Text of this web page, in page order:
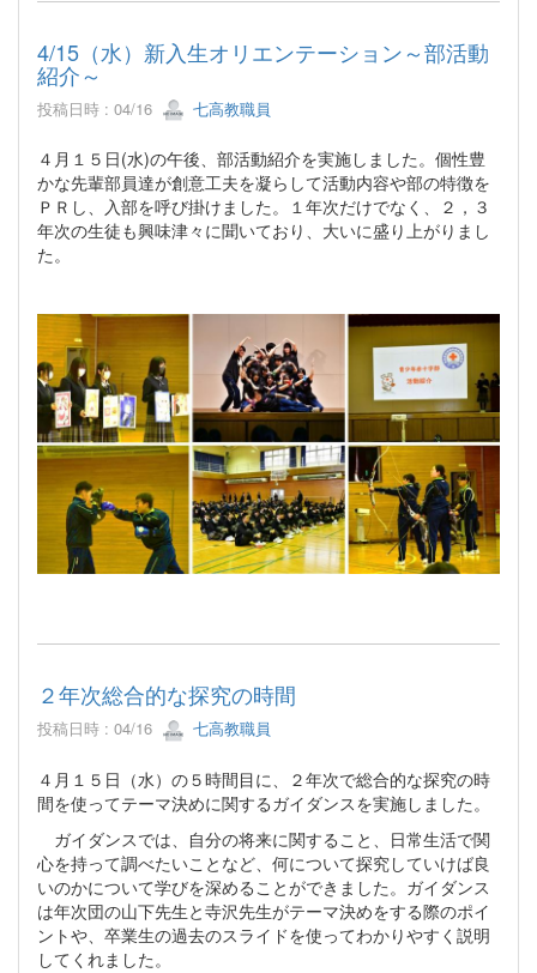
4/15（水）新入生オリエンテーション～部活動
紹介～
投稿日時 : 04/16 七高教職員
４月１５日(水)の午後、部活動紹介を実施しました。個性豊
かな先輩部員達が創意工夫を凝らして活動内容や部の特徴を
ＰＲし、入部を呼び掛けました。１年次だけでなく、２，３
年次の生徒も興味津々に聞いており、大いに盛り上がりまし
た。
２年次総合的な探究の時間
投稿日時 : 04/16 七高教職員
４月１５日（水）の５時間目に、２年次で総合的な探究の時
間を使ってテーマ決めに関するガイダンスを実施しました。
ガイダンスでは、自分の将来に関すること、日常生活で関
心を持って調べたいことなど、何について探究していけば良
いのかについて学びを深めることができました。ガイダンス
は年次団の山下先生と寺沢先生がテーマ決めをする際のポイ
ントや、卒業生の過去のスライドを使ってわかりやすく説明
してくれました。